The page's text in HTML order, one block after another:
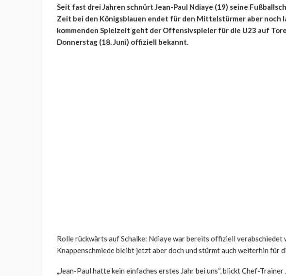
Seit fast drei Jahren schnürt Jean-Paul Ndiaye (19) seine
Zeit bei den Königsblauen endet für den Mittelstürmer aber noch
kommenden Spielzeit geht der Offensivspieler für die U23 auf
Donnerstag (18. Juni) offiziell bekannt.
Rolle rückwärts auf Schalke: Ndiaye war bereits offiziell verabschiedet
Knappenschmiede bleibt jetzt aber doch und stürmt auch weiterhin für
„Jean-Paul hatte kein einfaches erstes Jahr bei uns“, blickt Chef-Trainer